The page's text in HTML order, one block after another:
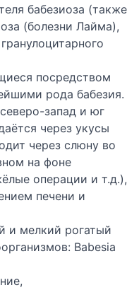
бабезиоза (также
(болезни Лайма),
посредством
рода бабезия.
запад и юг
через укусы
через слюну во
на фоне
операции и т.д.),
печени и
и мелкий рогатый
Babesia